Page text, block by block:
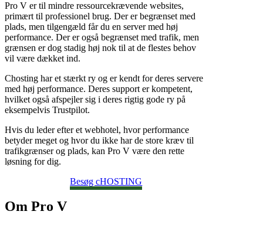
Pro V er til mindre ressourcekrævende websites,
primært til professionel brug. Der er begrænset med
plads, men tilgengæld får du en server med høj
performance. Der er også begrænset med trafik, men
grænsen er dog stadig høj nok til at de flestes behov
vil være dækket ind.
Chosting har et stærkt ry og er kendt for deres servere
med høj performance. Deres support er kompetent,
hvilket også afspejler sig i deres rigtig gode ry på
eksempelvis Trustpilot.
Hvis du leder efter et webhotel, hvor performance
betyder meget og hvor du ikke har de store kræv til
trafikgrænser og plads, kan Pro V være den rette
løsning for dig.
Besøg cHOSTING
Om Pro V